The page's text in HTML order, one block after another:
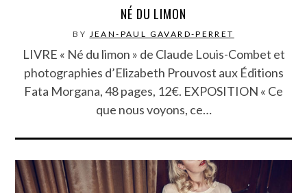
NÉ DU LIMON
BY JEAN-PAUL GAVARD-PERRET
LIVRE « Né du limon » de Claude Louis-Combet et
photographies d’Elizabeth Prouvost aux Éditions
Fata Morgana, 48 pages, 12€. EXPOSITION « Ce
que nous voyons, ce…